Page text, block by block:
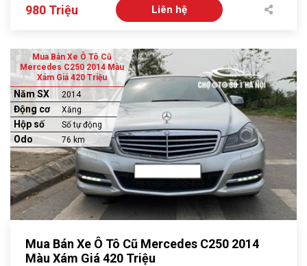
980 Triệu Liên hệ
Mua Bán Xe Ô Tô Cũ
Mercedes C250 2014 Màu
Xám Giá 420 Triệu
Năm SX 2014
Động cơ Xăng
Hộp số Số tự động
Odo 76 km
Mua Bán Xe Ô Tô Cũ Mercedes C250 2014
Màu Xám Giá 420 Triệu